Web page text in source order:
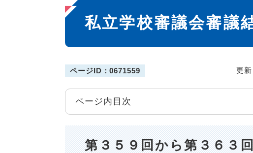
本
文
私立学校審議会審議
ページID：0671559 更
ページ内目次
第３５９回から第３６３